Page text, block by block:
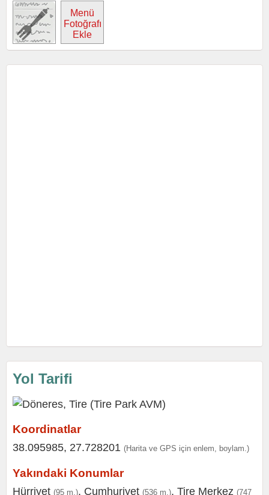
Menü
Fotoğrafı
Ekle
Yol Tarifi
Koordinatlar
38.095985, 27.728201 (Harita ve GPS için enlem, boylam.)
Yakındaki Konumlar
Hürriyet (95 m.), Cumhuriyet (536 m.), Tire Merkez (747